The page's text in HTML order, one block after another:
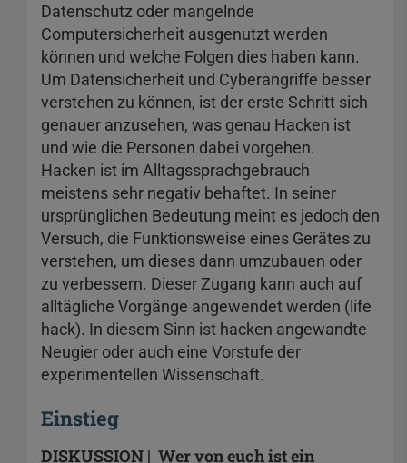
Datenschutz oder mangelnde
Computersicherheit ausgenutzt werden
können und welche Folgen dies haben kann.
Um Datensicherheit und Cyberangriffe besser
verstehen zu können, ist der erste Schritt sich
genauer anzusehen, was genau Hacken ist
und wie die Personen dabei vorgehen.
Hacken ist im Alltagssprachgebrauch
meistens sehr negativ behaftet. In seiner
ursprünglichen Bedeutung meint es jedoch den
Versuch, die Funktionsweise eines Gerätes zu
verstehen, um dieses dann umzubauen oder
zu verbessern. Dieser Zugang kann auch auf
alltägliche Vorgänge angewendet werden (life
hack). In diesem Sinn ist hacken angewandte
Neugier oder auch eine Vorstufe der
experimentellen Wissenschaft.
Einstieg
DISKUSSION | Wer von euch ist ein